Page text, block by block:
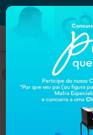
PRIMEIRA COMPRA NA
MATERIAL DE
Home MATERIAL DE